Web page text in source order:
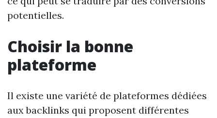
potentielles.
Choisir la bonne
plateforme
Il existe une variété de plateformes dédiées
aux backlinks qui proposent différentes